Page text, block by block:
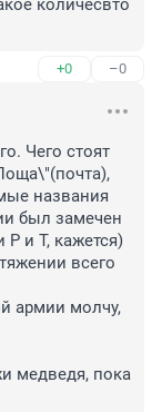
количесвто
+0 –0
Чего стоят
названия
был замечен
и Т, кажется)
всего
армии молчу,
медведя, пока